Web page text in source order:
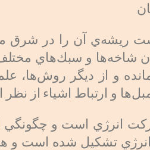
ريشه‌ي آن را در شرق
شاخه‌ها و سبك‌هاي
و از ديگر روش‌ها،
و ارتباط اشياء از
انرژي است و
تشكيل شده است و